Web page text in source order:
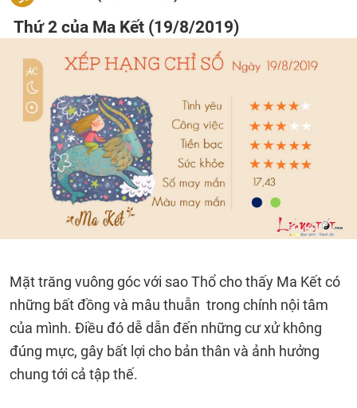
Thứ 2 của Ma Kết (19/8/2019)
Mặt trăng vuông góc với sao Thổ cho thấy Ma Kết có
những bất đồng và mâu thuẫn trong chính nội tâm
của mình. Điều đó dễ dẫn đến những cư xử không
đúng mực, gây bất lợi cho bản thân và ảnh hưởng
chung tới cả tập thế.